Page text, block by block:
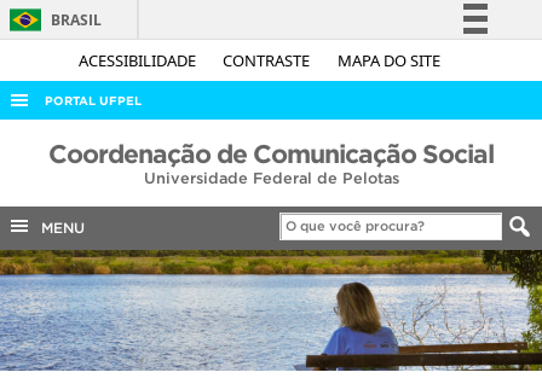
ACESSIBILIDADE CONTRASTE MAPA DO SITE
BRASIL
Simplifique!
Acesso à informação
Legislação
Canais
PORTAL UFPEL
ACESSO À INFORMAÇÃO
COBALTO
CONCURSOS
EDITAIS
INTERNACIONAL
Coordenação de Comunicação Social
Universidade Federal de Pelotas
MENU